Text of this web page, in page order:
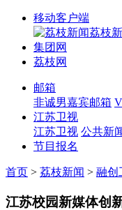
移动客户端
荔枝
集团网
荔枝网
邮箱
非诚男嘉宾邮箱
江苏卫视
江苏卫视 公共新
节目报名
首页 > 荔枝新闻 > 融创
江苏校园新媒体创